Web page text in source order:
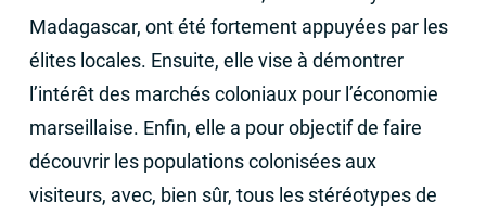
Madagascar, ont été fortement appuyées par les
élites locales. Ensuite, elle vise à démontrer
l’intérêt des marchés coloniaux pour l’économie
marseillaise. Enfin, elle a pour objectif de faire
découvrir les populations colonisées aux
visiteurs, avec, bien sûr, tous les stéréotypes de